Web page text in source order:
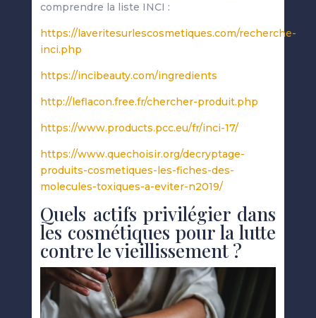
comprendre la liste INCI :
https://laveritesurlescosmetiques.com/recherche-
inci.php
https://incibeauty.com/ingredients
http://leflacon.free.fr/chercher-produit.php
https://www.products.pcc.eu/fr/inci-17/
https://www.quechoisir.org/decryptage-
produits-cosmetiques-les-fiches-des-
molecules-toxiques-a-eviter-n2019/
Quels actifs privilégier dans
les cosmétiques pour la lutte
contre le vieillissement ?